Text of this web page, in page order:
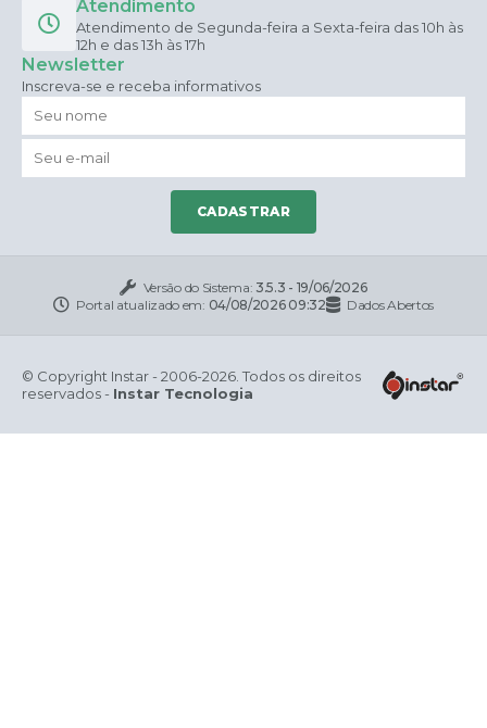
Atendimento
Atendimento de Segunda-feira a Sexta-feira das 10h às
12h e das 13h às 17h
Newsletter
Inscreva-se e receba informativos
CADASTRAR
Versão do Sistema: 3.5.3 - 19/06/2026
Portal atualizado em: 04/08/2026 09:32 Dados Abertos
© Copyright Instar - 2006-2026. Todos os direitos
reservados - Instar Tecnologia